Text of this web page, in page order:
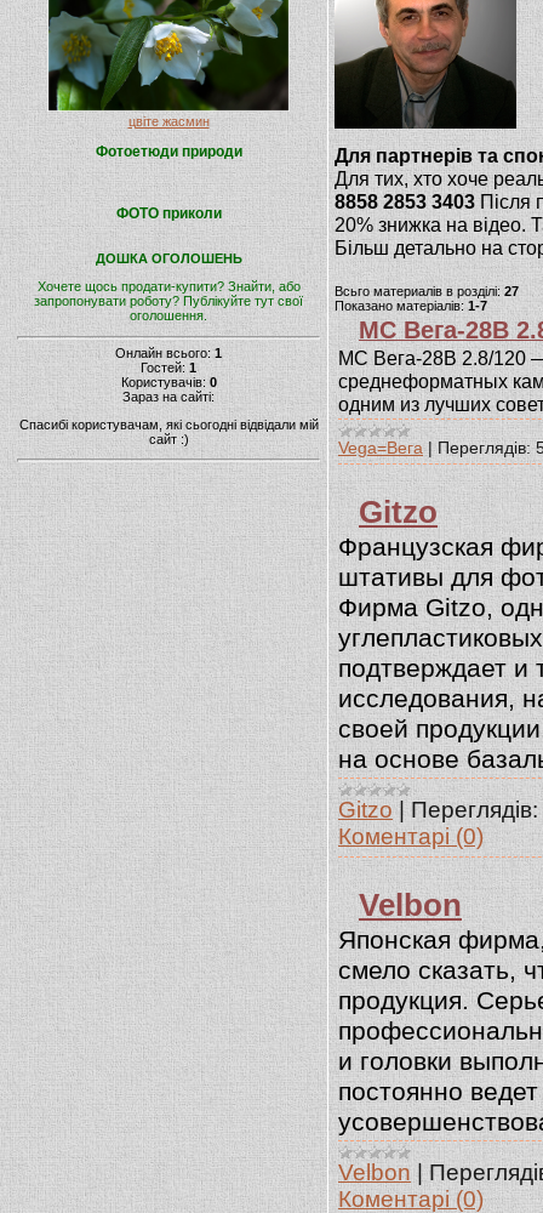
цвіте жасмин
Фотоетюди природи
ФОТО приколи
ДОШКА ОГОЛОШЕНЬ
Хочете щось продати-купити? Знайти, або
запропонувати роботу? Публікуйте тут свої
оголошення.
Онлайн всього:1
Гостей: 1
Користувачів: 0
Зараз на сайті:
Спасибі користувачам, які сьогодні відвідали мій
сайт :)
Для партнерів та
Для тих, хто хоче
8858 2853 3403Після
20% знижка на відео.
Більш детально на
Всьго материалів в розділі: 27
Показано матеріалів:1-7
МС Вега-28В
МС Вега-28В 2.8/120
среднеформатных
одним из лучших
Vega=Вега|Переглядів:
Gitzo
Французская
штативы для
Фирма Gitzo,
подтверждает и
исследования,
своей
на основе
Gitzo| Переглядів:
Коментарі (0)
Velbon
Японская
смело сказать,
продукция.
и головки
постоянно
Velbon |
Коментарі (0)